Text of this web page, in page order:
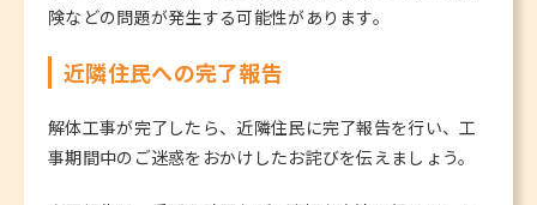
険などの問題が発生する可能性があります。
近隣住民への完了報告
解体工事が完了したら、近隣住民に完了報告を行い、工
事期間中のご迷惑をおかけしたお詫びを伝えましょう。